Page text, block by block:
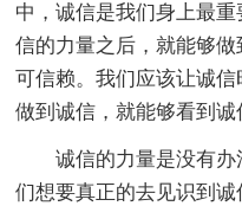
中，诚信是我们身上最
信的力量之后，就能够
可信赖。我们应该让诚
做到诚信，就能够看到诚
诚信的力量是没有
们想要真正的去见识到